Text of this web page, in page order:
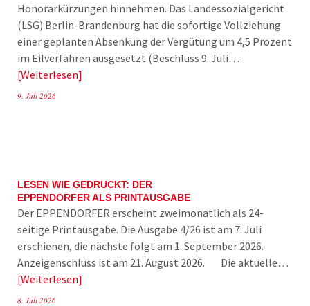
Honorarkürzungen hinnehmen. Das Landessozialgericht
(LSG) Berlin-Brandenburg hat die sofortige Vollziehung
einer geplanten Absenkung der Vergütung um 4,5 Prozent
im Eilverfahren ausgesetzt (Beschluss 9. Juli…
Weiterlesen
9. Juli 2026
LESEN WIE GEDRUCKT: DER
EPPENDORFER ALS PRINTAUSGABE
Der EPPENDORFER erscheint zweimonatlich als 24-
seitige Printausgabe. Die Ausgabe 4/26 ist am 7. Juli
erschienen, die nächste folgt am 1. September 2026.
Anzeigenschluss ist am 21. August 2026. Die aktuelle…
Weiterlesen
8. Juli 2026